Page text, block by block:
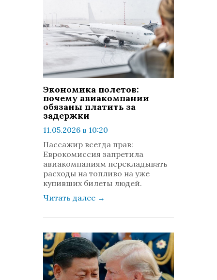
Экономика полетов:
почему авиакомпании
обязаны платить за
задержки
11.05.2026 в 10:20
комментариев: 0
Пассажир всегда прав:
Еврокомиссия запретила
авиакомпаниям перекладывать
расходы на топливо на уже
купивших билеты людей.
Читать далее →